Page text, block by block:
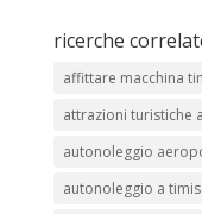
ricerche
affittare macchina
attrazioni turistiche
autonoleggio
autonoleggio a